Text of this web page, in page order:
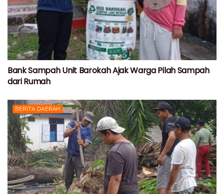
Bank Sampah Unit Barokah Ajak Warga Pilah Sampah
dari Rumah
BERITA DAERAH